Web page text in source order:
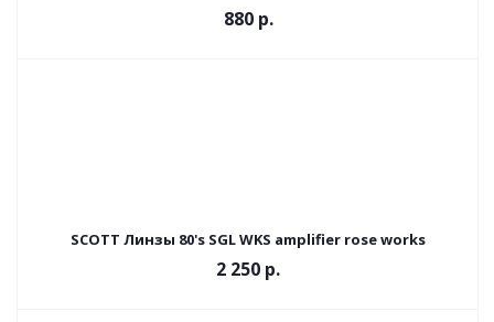
880р.
SCOTT Линзы 80's SGL WKS amplifier rose works
2 250 р.